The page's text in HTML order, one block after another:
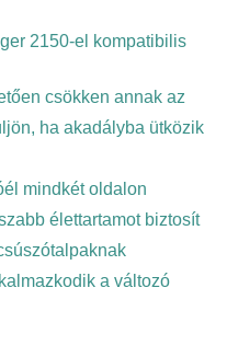
2150-el kompatibilis
csökken annak az
ha akadályba ütközik
mindkét oldalon
élettartamot biztosít
a változó